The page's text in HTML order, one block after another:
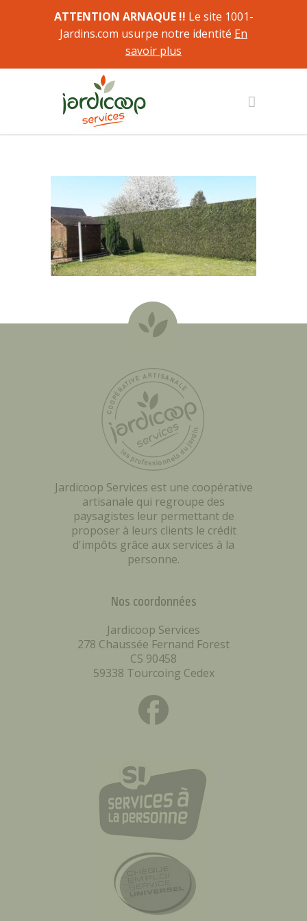
ATTENTION ARNAQUE !! Le site 1001-
Jardins.com usurpe notre identité En
savoir plus
Jardicoop Services est une coopérative
artisanale qui regroupe des
paysagistes leur permettant de
proposer à leurs clients le crédit
d'impôts grâce aux services à la
personne.
Nos coordonnées
Jardicoop Services
278 Chaussée Fernand Forest
CS 90458
59338 Tourcoing Cedex